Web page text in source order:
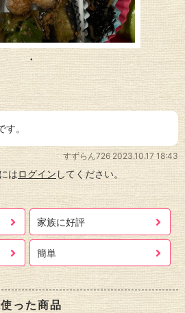
。
すずらん726 2023.10.17 18:43
はログイン してください。
家族に好評
簡単
使った商品